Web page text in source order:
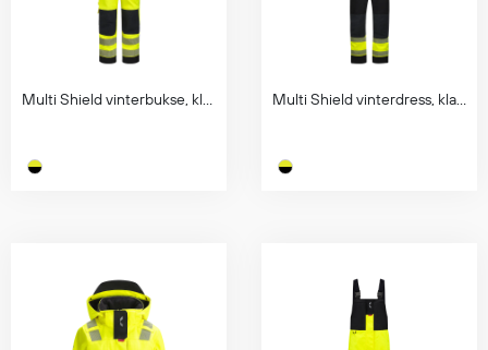
Multi Shield vinterbukse, klasse 2 Multi Shield vinterdress, klasse 3